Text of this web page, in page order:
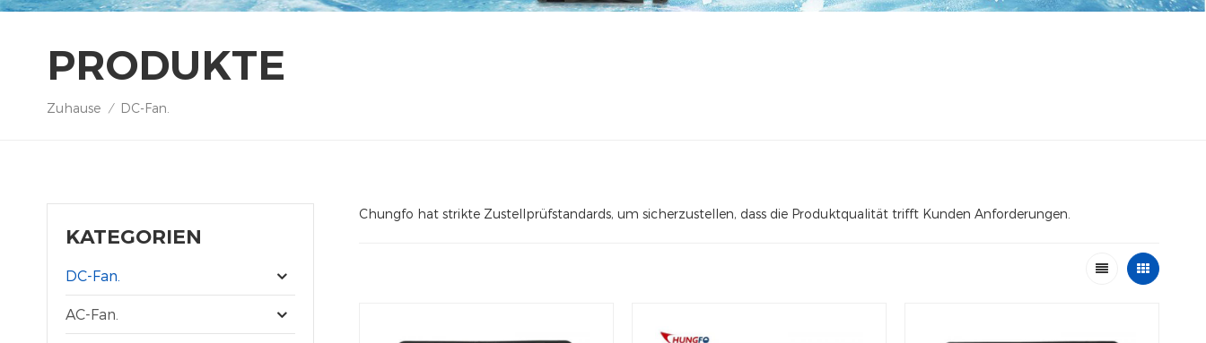
PRODUKTE
Zuhause / DC-Fan.
KATEGORIEN
DC-Fan.
AC-Fan.
Chungfo hat strikte Zustellprüfstandards, um sicherzustellen, dass die Produktqualität trifft Kunden Anforderungen.